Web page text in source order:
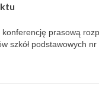
prasową
szkół podstawowych